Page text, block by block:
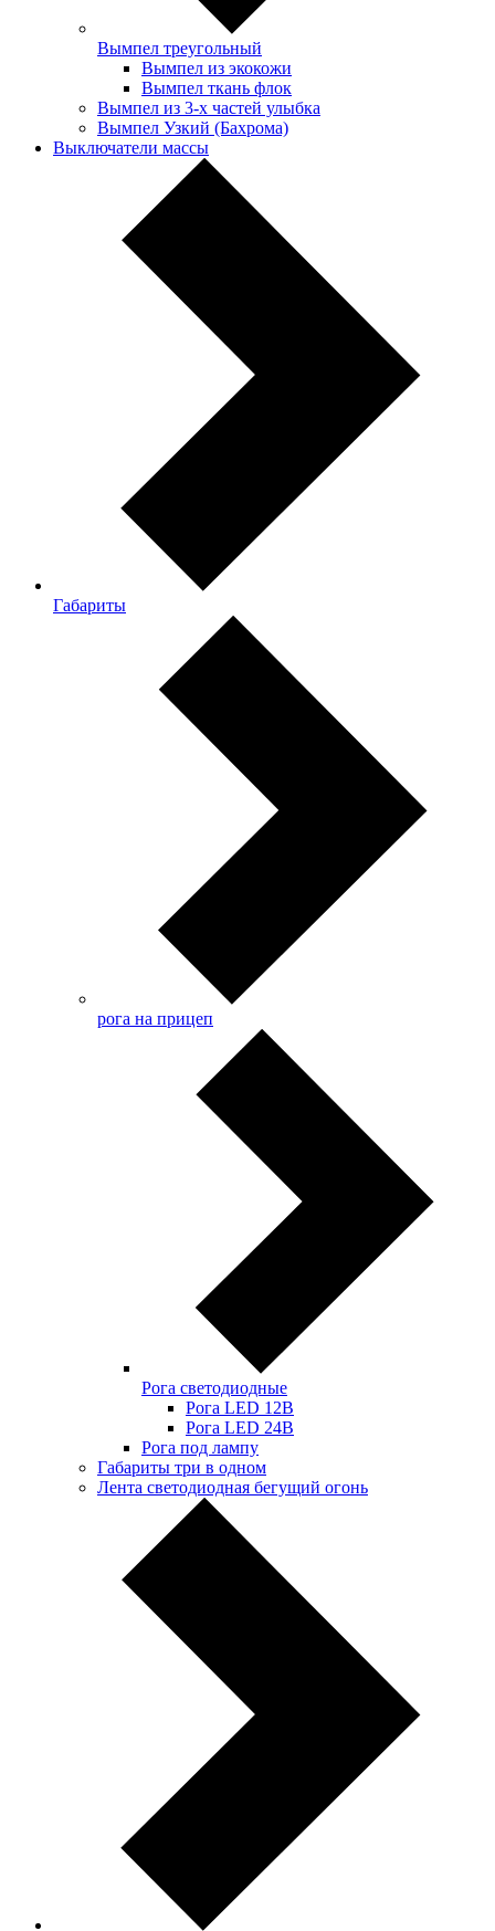
Вымпел треугольный
Вымпел из экокожи
Вымпел ткань флок
Вымпел из 3-х частей улыбка
Вымпел Узкий (Бахрома)
Выключатели массы
Габариты
рога на прицеп
Рога светодиодные
Рога LED 12В
Рога LED 24В
Рога под лампу
Габариты три в одном
Лента светодиодная бегущий огонь